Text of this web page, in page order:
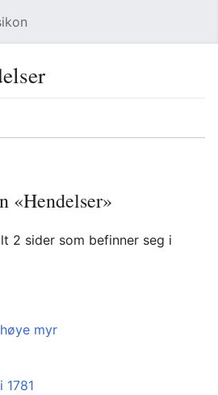
«Hendelser»
2 sider som befinner seg i
myr
1781